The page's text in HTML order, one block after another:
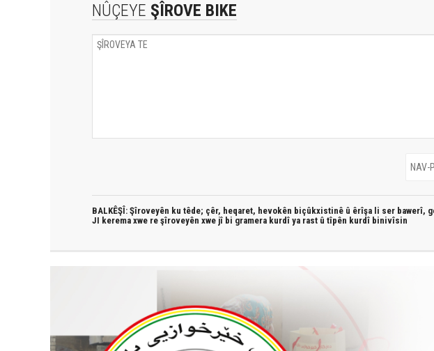
NÛÇEYE ŞÎROVE BIKE
BALKÊŞÎ: Şîroveyên ku têde; çêr, heqaret, hevokên biçûkxistinê û êrîşa li ser bawerî,
JI kerema xwe re şîroveyên xwe jî bi gramera kurdî ya rast û tîpên kurdî binivîsin